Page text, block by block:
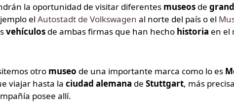
la oportunidad de visitar diferentes museos de
el Autostadt de Volkswagen al norte del país o el
vehículos de ambas firmas que han hecho historia en el
otro museo de una importante marca como lo es
viajar hasta la ciudad alemana de Stuttgart, más
posee allí.